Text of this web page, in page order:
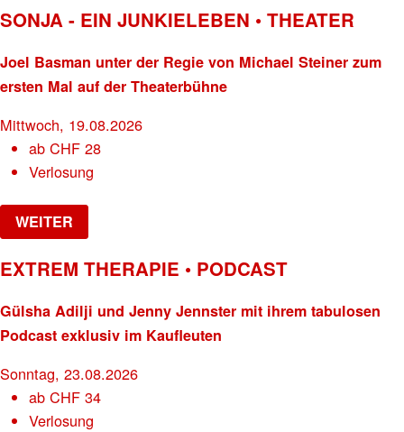
SONJA - EIN JUNKIELEBEN • THEATER
Joel Basman unter der Regie von Michael Steiner zum
ersten Mal auf der Theaterbühne
Mittwoch, 19.08.2026
abCHF 28
Verlosung
WEITER
EXTREM THERAPIE • PODCAST
Gülsha Adilji und Jenny Jennster mit ihrem tabulosen
Podcast exklusiv im Kaufleuten
Sonntag, 23.08.2026
abCHF 34
Verlosung